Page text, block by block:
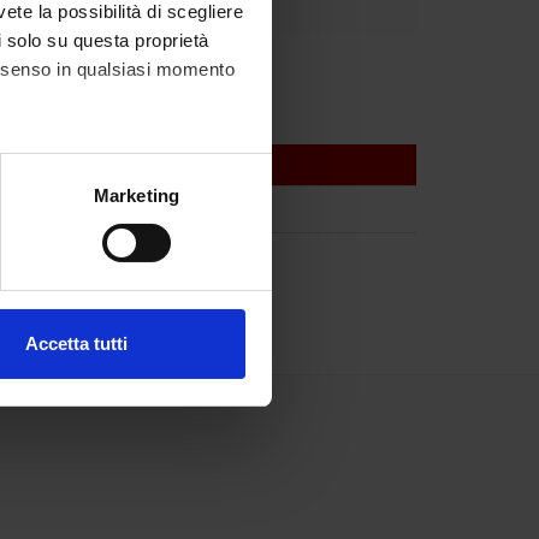
la possibilità di scegliere
su questa proprietà
in qualsiasi momento
metro,Marketing
Accetta tutti